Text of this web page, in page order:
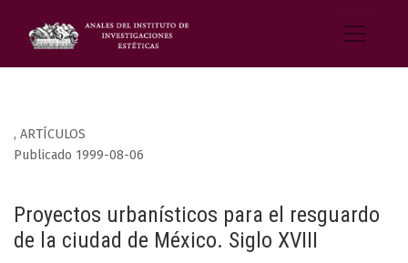
, ARTÍCULOS
Proyectos urbanísticos para el resguardo
de la ciudad de México. Siglo XVIII
Publicado 1999-08-06